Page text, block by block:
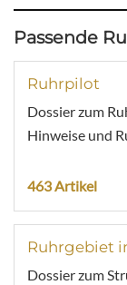
Passende
Ruhrpilot
Dossier zum
Hinweise und
463 Artikel
Ruhrgebiet
Dossier zum